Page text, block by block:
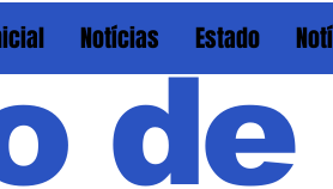
Notícias Estado